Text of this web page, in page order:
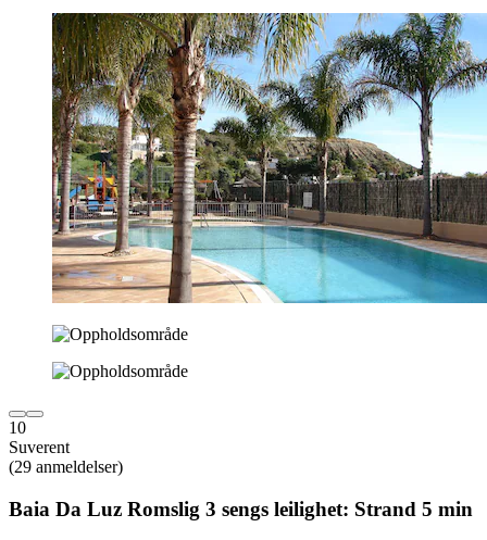
10
Suverent
(29 anmeldelser)
Baia Da Luz Romslig 3 sengs leilighet: Strand 5 min